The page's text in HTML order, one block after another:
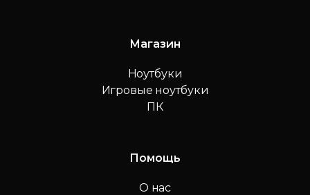
Магазин
Ноутбуки
Игровые ноутбуки
ПК
Помощь
О нас